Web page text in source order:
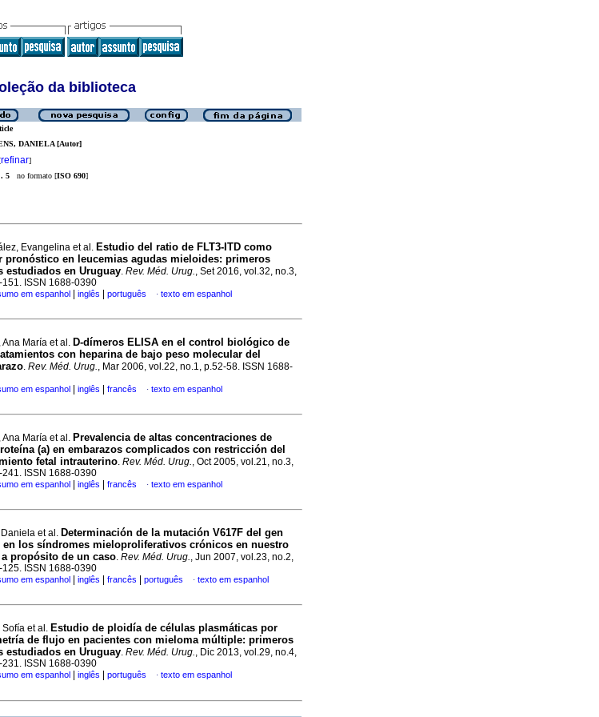
da biblioteca
DANIELA [Autor]
refinar]
5 no formato [ISO 690]
Evangelina et al. Estudio del ratio de FLT3-ITD como
pronóstico en leucemias agudas mieloides: primeros
estudiados en Uruguay. Rev. Méd. Urug., Set 2016, vol.32, no.3,
151. ISSN 1688-0390
em espanhol inglês português · texto em espanhol
Ana María et al. D-dímeros ELISA en el control biológico de
con heparina de bajo peso molecular del
. Rev. Méd. Urug., Mar 2006, vol.22, no.1, p.52-58. ISSN 1688-
em espanhol inglês francês · texto em espanhol
Ana María et al. Prevalencia de altas concentraciones de
(a) en embarazos complicados con restricción del
fetal intrauterino. Rev. Méd. Urug., Oct 2005, vol.21, no.3,
241. ISSN 1688-0390
em espanhol inglês francês · texto em espanhol
Daniela et al. Determinación de la mutación V617F del gen
en los síndromes mieloproliferativos crónicos en nuestro
a propósito de un caso. Rev. Méd. Urug., Jun 2007, vol.23, no.2,
125. ISSN 1688-0390
em espanhol inglês francês português · texto em espanhol
Sofía et al. Estudio de ploidía de células plasmáticas por
de flujo en pacientes con mieloma múltiple: primeros
estudiados en Uruguay. Rev. Méd. Urug., Dic 2013, vol.29, no.4,
231. ISSN 1688-0390
em espanhol inglês português · texto em espanhol